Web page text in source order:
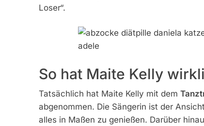
Loser“.
So hat Maite Kelly
Tatsächlich hat Maite Kelly mit dem
abgenommen. Die Sängerin ist der
alles in Maßen zu genießen. Darüber